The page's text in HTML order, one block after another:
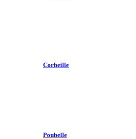
Corbeille
Poubelle